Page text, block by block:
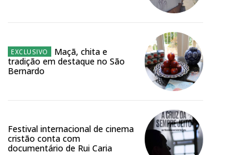
Maçã, chita e
tradição em destaque no São
Bernardo
Festival internacional de cinema
cristão conta com
documentário de Rui Caria